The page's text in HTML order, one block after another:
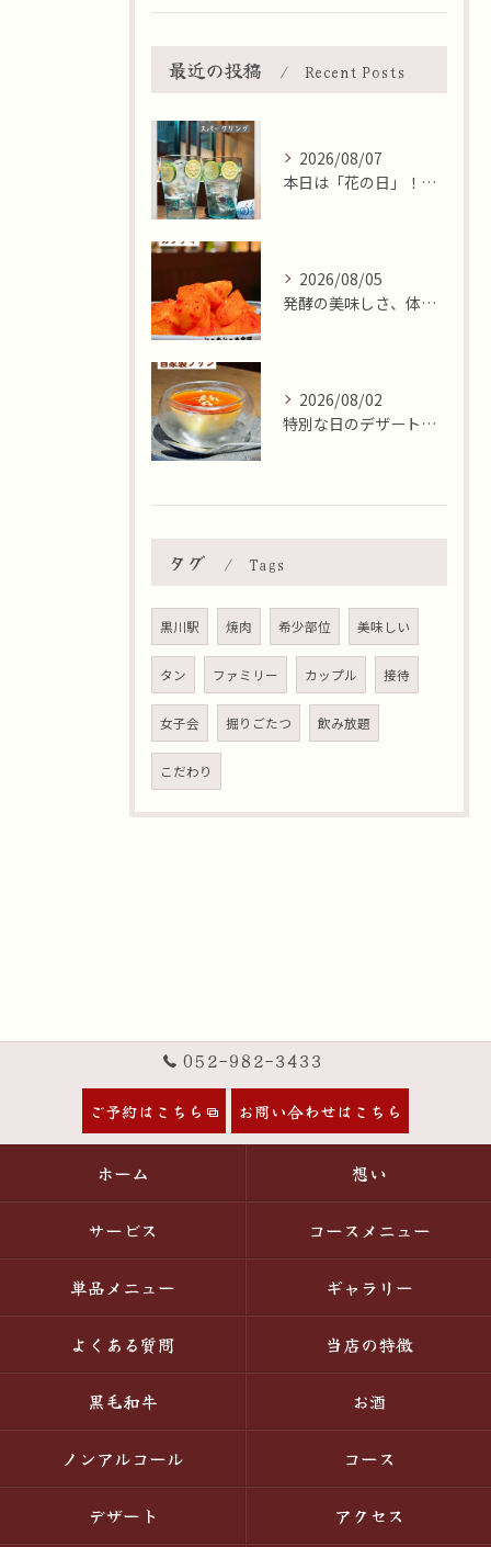
最近の投稿 Recent Posts
2026/08/07
本日は「花の日」！そんな日に、焼肉 牛炭の桜ユッケで華やかに...
2026/08/05
発酵の美味しさ、体験しませんか？🧄
2026/08/02
特別な日のデザートはいかがですか🍮✨？本日8月2日はおやつの...
タグ Tags
黒川駅 焼肉 希少部位 美味しい
タン ファミリー カップル 接待
女子会 掘りごたつ 飲み放題
こだわり
052-982-3433
ご予約はこちら お問い合わせはこちら
ホーム 想い
サービス コースメニュー
単品メニュー ギャラリー
よくある質問 当店の特徴
黒毛和牛 お酒
ノンアルコール コース
デザート アクセス